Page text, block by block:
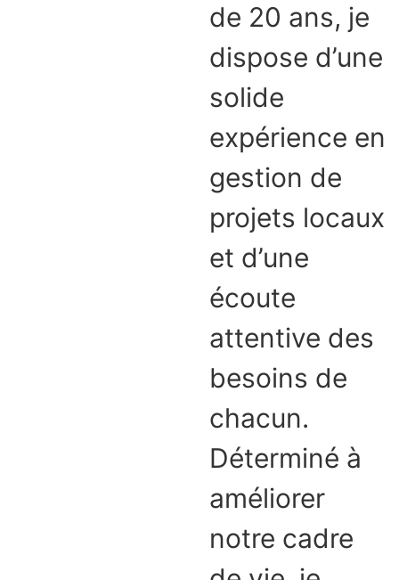
de 20 ans, je
dispose d’une
solide
expérience en
gestion de
projets locaux
et d’une
écoute
attentive des
besoins de
chacun.
Déterminé à
améliorer
notre cadre